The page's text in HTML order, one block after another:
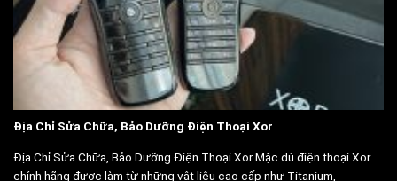
Địa Chỉ Sửa Chữa, Bảo Dưỡng Điện Thoại Xor
Địa Chỉ Sửa Chữa, Bảo Dưỡng Điện Thoại Xor Mặc dù điện thoại Xor
chính hãng được làm từ những vật liệu cao cấp như Titanium,